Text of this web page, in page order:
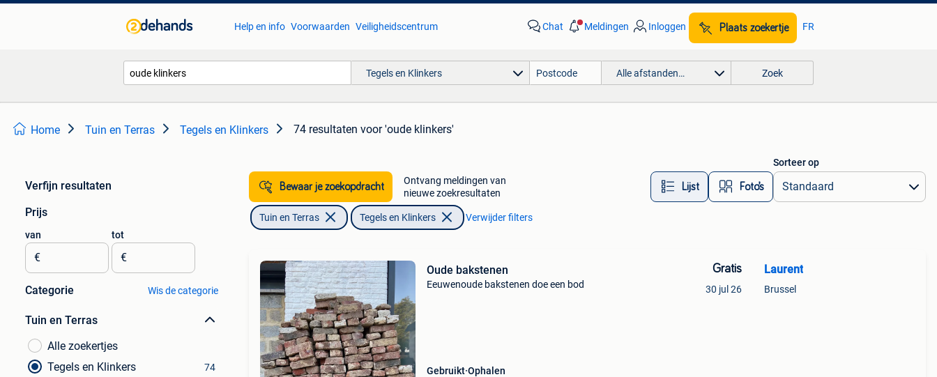
Help en info Voorwaarden Veiligheidscentrum Chat Meldingen Inloggen Plaats zoekertje FR
Tegels en Klinkers Alle afstanden… Zoek
Home Tuin en Terras Tegels en Klinkers 74 resultaten voor 'oude klinkers'
Verfijn resultaten
Prijs
van
€
tot
€
Categorie Wis de categorie
Tuin en Terras
Alle zoekertjes
Tegels en Klinkers
74
Bewaar je zoekopdracht
Ontvang meldingen van
nieuwe zoekresultaten
Lijst Foto’s
Sorteer op
Tuin en Terras Tegels en Klinkers Verwijder filters
Oude bakstenen
Eeuwenoude bakstenen doe een bod
Gebruikt Ophalen
Gratis
30 jul 26
Laurent
Brussel